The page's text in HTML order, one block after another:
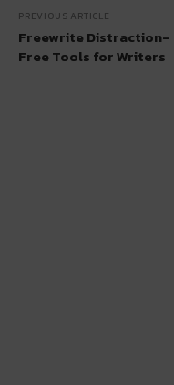
PREVIOUS ARTICLE
Freewrite Distraction-
Free Tools for Writers